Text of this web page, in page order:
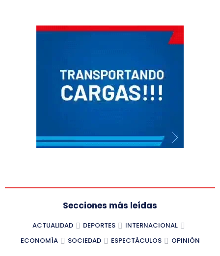
Secciones más leídas
ACTUALIDAD DEPORTES
INTERNACIONAL
ECONOMÍA
SOCIEDAD ESPECTÁCULOS OPINIÓN